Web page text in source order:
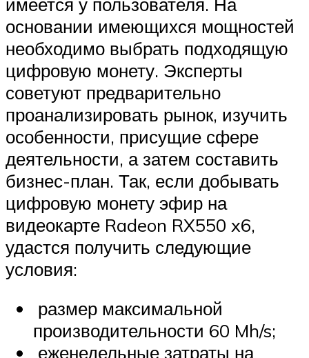
основании имеющихся мощностей
необходимо выбрать подходящую
цифровую монету. Эксперты
советуют предварительно
проанализировать рынок, изучить
особенности, присущие сфере
деятельности, а затем составить
бизнес-план. Так, если добывать
цифровую монету эфир на
видеокарте Radeon RX550 x6,
удастся получить следующие
условия:
размер максимальной
производительности 60 Mh/s;
еженедельные затраты на